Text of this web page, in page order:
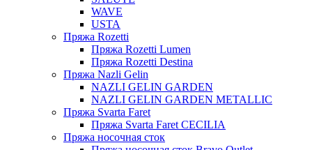
WAVE
USTA
Пряжа Rozetti
Пряжа Rozetti Lumen
Пряжа Rozetti Destina
Пряжа Nazli Gelin
NAZLI GELIN GARDEN
NAZLI GELIN GARDEN METALLIC
Пряжа Svarta Faret
Пряжа Svarta Faret CECILIA
Пряжа носочная сток